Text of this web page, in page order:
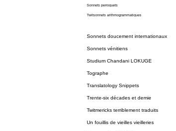
Sonnets perroquets
Twitsonnets arithmogrammatiques
Sonnets doucement internationaux
Sonnets vénitiens
Studium Chandani LOKUGE
Tographe
Translatology Snippets
Trente-six décades et demie
Twitmericks terriblement traduits
Un fouillis de vieilles vieilleries